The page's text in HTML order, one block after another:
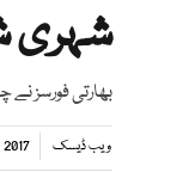
شہری
بھارتی فورسز
ویب ڈیسک